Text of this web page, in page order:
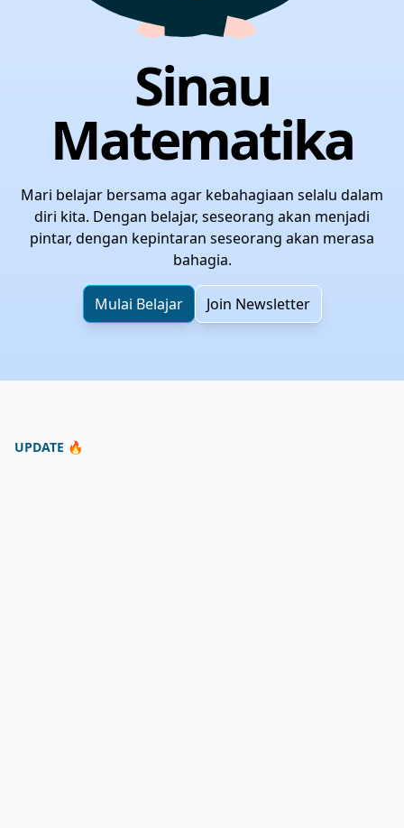
Sinau
Matematika
Mari belajar bersama agar kebahagiaan selalu dalam
diri kita. Dengan belajar, seseorang akan menjadi
pintar, dengan kepintaran seseorang akan merasa
bahagia.
Mulai Belajar Join Newsletter
UPDATE 🔥